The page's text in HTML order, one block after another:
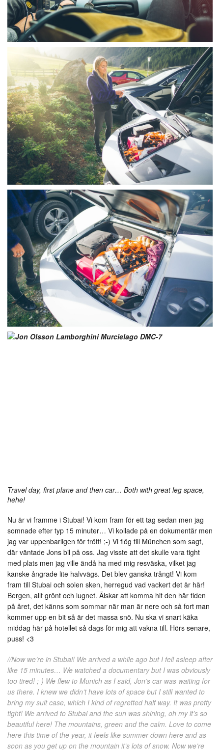
Travel day, first plane and then car… Both with great leg space,
hehe!
Nu är vi framme i Stubai! Vi kom fram för ett tag sedan men jag
somnade efter typ 15 minuter… Vi kollade på en dokumentär men
jag var uppenbarligen för trött! ;-) Vi flög till München som sagt,
där väntade Jons bil på oss. Jag visste att det skulle vara tight
med plats men jag ville ändå ha med mig resväska, vilket jag
kanske ångrade lite halvvägs. Det blev ganska trångt! Vi kom
fram till Stubai och solen sken, herregud vad vackert det är här!
Bergen, allt grönt och lugnet. Älskar att komma hit den här tiden
på året, det känns som sommar när man är nere och så fort man
kommer upp en bit så är det massa snö. Nu ska vi snart käka
middag här på hotellet så dags för mig att vakna till. Hörs senare,
puss! <3
//Now we’re in Stubai! We arrived a while ago but I fell asleep after
like 15 minutes… We watched a documentary but I was obviously
too tired! ;-) We flew to Munich as I said, Jon’s car was waiting for
us there. I knew we didn’t have lots of space but I still wanted to
bring my suit case, which I kind of regretted half way. It was pretty
tight! We arrived to Stubai and the sun was shining, oh my it’s so
beautiful here! The mountains, green and the calm. Love to come
here this time of the year, it feels like summer down here and as
soon as you get up on the mountain it’s lots of snow. Now we’re